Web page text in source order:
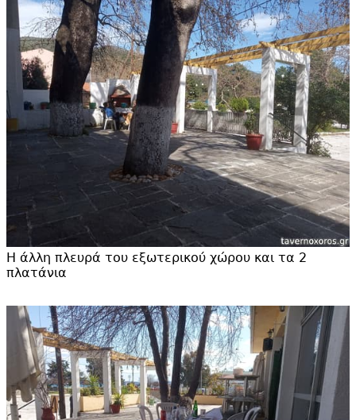
Η άλλη πλευρά του εξωτερικού χώρου και τα 2
πλατάνια